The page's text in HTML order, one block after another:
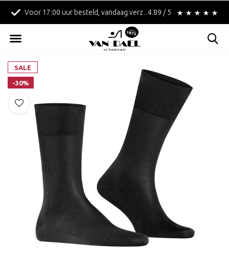
Voor 17:00 uur besteld, vandaag verzonden! Betaal achteraf met
4.89 / 5
SALE
-30%